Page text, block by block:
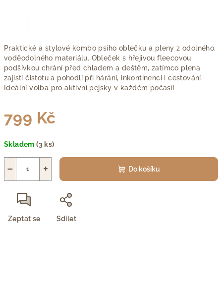
Praktické a stylové kombo psího oblečku a pleny z odolného,
voděodolného materiálu. Obleček s hřejivou fleecovou
podšívkou chrání před chladem a deštěm, zatímco plena
zajistí čistotu a pohodlí při hárání, inkontinenci i cestování.
Ideální volba pro aktivní pejsky v každém počasí!
799 Kč
cena:
Skladem(3 ks)
+
− Do košíku
Zeptat se Sdílet